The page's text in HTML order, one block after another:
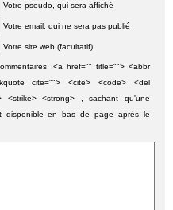
Votre pseudo, qui sera affiché
Votre email, qui ne sera pas publié
Votre site web (facultatif)
:<a href="" title=""> <abbr
cite=""> <cite> <code> <del
<strike> <strong> , sachant qu'une
disponible en bas de page après le